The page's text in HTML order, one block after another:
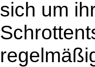
sich um